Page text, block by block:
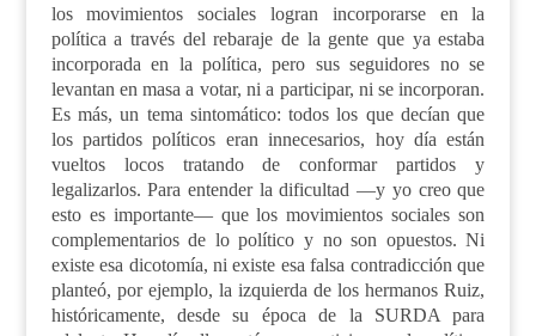
los movimientos sociales logran incorporarse en la
política a través del rebaraje de la gente que ya estaba
incorporada en la política, pero sus seguidores no se
levantan en masa a votar, ni a participar, ni se incorporan.
Es más, un tema sintomático: todos los que decían que
los partidos políticos eran innecesarios, hoy día están
vueltos locos tratando de conformar partidos y
legalizarlos. Para entender la dificultad —y yo creo que
esto es importante— que los movimientos sociales son
complementarios de lo político y no son opuestos. Ni
existe esa dicotomía, ni existe esa falsa contradicción que
planteó, por ejemplo, la izquierda de los hermanos Ruiz,
históricamente, desde su época de la SURDA para